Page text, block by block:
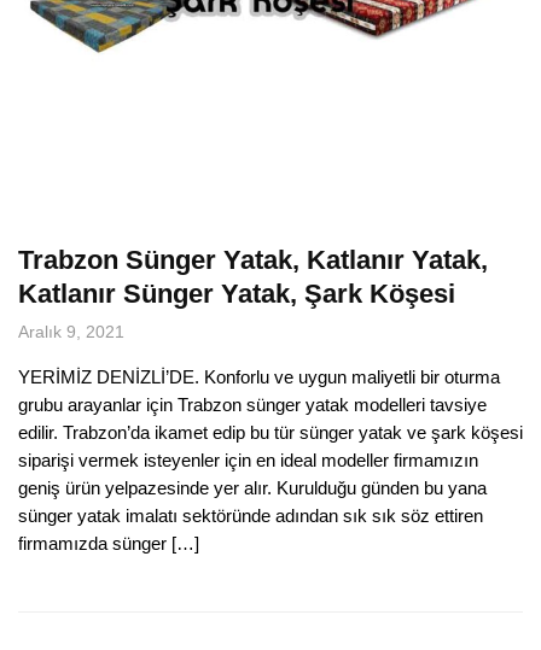
Trabzon Sünger Yatak, Katlanır Yatak,
Katlanır Sünger Yatak, Şark Köşesi
Aralık 9, 2021
YERİMİZ DENİZLİ’DE. Konforlu ve uygun maliyetli bir oturma
grubu arayanlar için Trabzon sünger yatak modelleri tavsiye
edilir. Trabzon’da ikamet edip bu tür sünger yatak ve şark köşesi
siparişi vermek isteyenler için en ideal modeller firmamızın
geniş ürün yelpazesinde yer alır. Kurulduğu günden bu yana
sünger yatak imalatı sektöründe adından sık sık söz ettiren
firmamızda sünger […]